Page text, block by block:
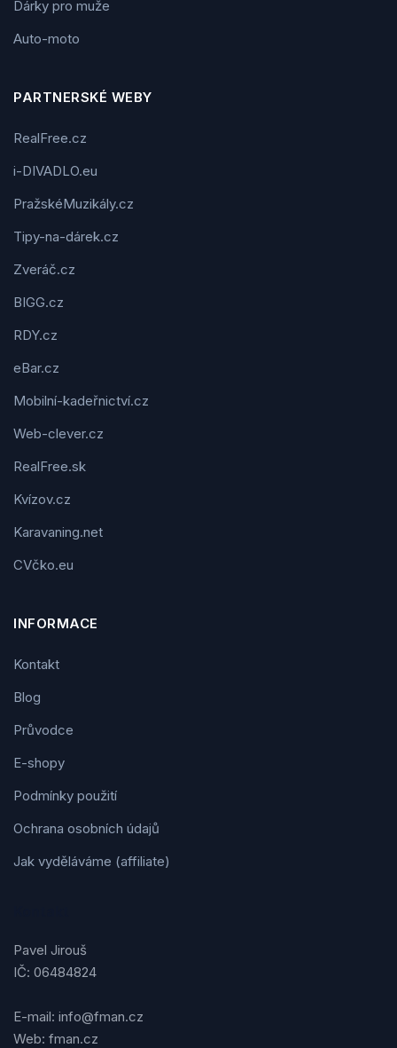
Dárky pro muže
Auto-moto
PARTNERSKÉ WEBY
RealFree.cz
i-DIVADLO.eu
PražskéMuzikály.cz
Tipy-na-dárek.cz
Zveráč.cz
BIGG.cz
RDY.cz
eBar.cz
Mobilní-kadeřnictví.cz
Web-clever.cz
RealFree.sk
Kvízov.cz
Karavaning.net
CVčko.eu
INFORMACE
Kontakt
Blog
Průvodce
E-shopy
Podmínky použití
Ochrana osobních údajů
Jak vyděláváme (affiliate)
Pavel Jirouš
IČ: 06484824
E-mail: info@fman.cz
Web: fman.cz